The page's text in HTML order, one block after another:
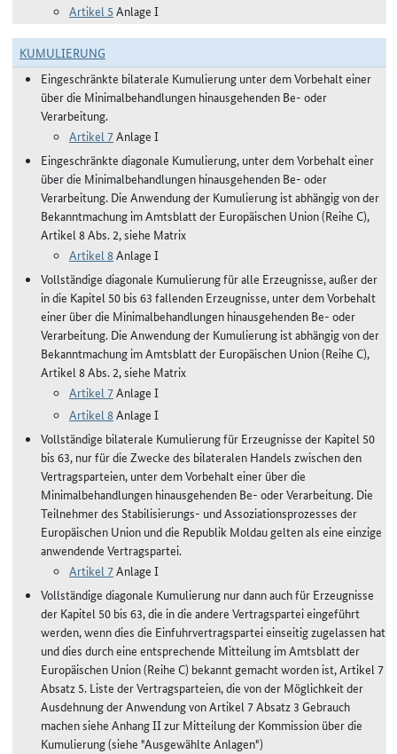
Artikel 5 Anlage I
KUMULIERUNG
Eingeschränkte bilaterale Kumulierung unter dem Vorbehalt einer
über die Minimalbehandlungen hinausgehenden Be- oder
Verarbeitung.
Artikel 7Anlage I
Eingeschränkte diagonale Kumulierung, unter dem Vorbehalt einer
über die Minimalbehandlungen hinausgehenden Be- oder
Verarbeitung. Die Anwendung der Kumulierung ist abhängig von der
Bekanntmachung im Amtsblatt der Europäischen Union (Reihe C),
Artikel 8 Abs. 2, siehe Matrix
Artikel 8Anlage I
Vollständige diagonale Kumulierung für alle Erzeugnisse, außer der
in die Kapitel 50 bis 63 fallenden Erzeugnisse, unter dem Vorbehalt
einer über die Minimalbehandlungen hinausgehenden Be- oder
Verarbeitung. Die Anwendung der Kumulierung ist abhängig von der
Bekanntmachung im Amtsblatt der Europäischen Union (Reihe C),
Artikel 8 Abs. 2, siehe Matrix
Artikel 7Anlage I
Artikel 8Anlage I
Vollständige bilaterale Kumulierung für Erzeugnisse der Kapitel 50
bis 63, nur für die Zwecke des bilateralen Handels zwischen den
Vertragsparteien, unter dem Vorbehalt einer über die
Minimalbehandlungen hinausgehenden Be- oder Verarbeitung. Die
Teilnehmer des Stabilisierungs- und Assoziationsprozesses der
Europäischen Union und die Republik Moldau gelten als eine einzige
anwendende Vertragspartei.
Artikel 7Anlage I
Vollständige diagonale Kumulierung nur dann auch für Erzeugnisse
der Kapitel 50 bis 63, die in die andere Vertragspartei eingeführt
werden, wenn dies die Einfuhrvertragspartei einseitig zugelassen hat
und dies durch eine entsprechende Mitteilung im Amtsblatt der
Europäischen Union (Reihe C) bekannt gemacht worden ist, Artikel 7
Absatz 5. Liste der Vertragsparteien, die von der Möglichkeit der
Ausdehnung der Anwendung von Artikel 7 Absatz 3 Gebrauch
machen siehe Anhang II zur Mitteilung der Kommission über die
Kumulierung (siehe "Ausgewählte Anlagen")